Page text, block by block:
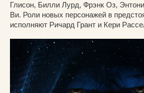
Глисон, Билли Лурд, Фрэнк Оз,
Ви. Роли новых персонажей в
исполняют Ричард Грант и Кери